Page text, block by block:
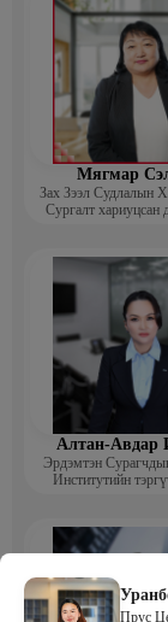
Прус
Мягмар
Зах Зээл Судлалын
Сургалт хариуцсан
Алтан-Авдар
Эрдэмтэн
Институтийн